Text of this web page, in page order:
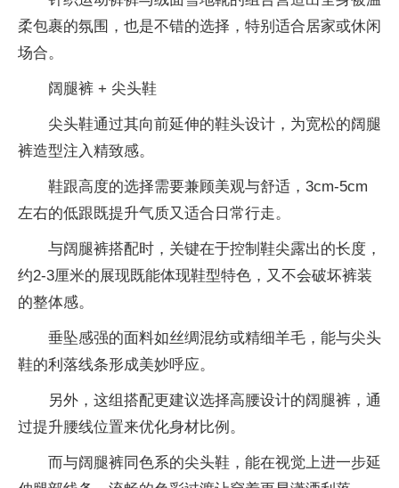
柔包裹的氛围，也是不错的选择，特别适合居家或休闲
场合。
阔腿裤 + 尖头鞋
尖头鞋通过其向前延伸的鞋头设计，为宽松的阔腿
裤造型注入精致感。
鞋跟高度的选择需要兼顾美观与舒适，3cm-5cm
左右的低跟既提升气质又适合日常行走。
与阔腿裤搭配时，关键在于控制鞋尖露出的长度，
约2-3厘米的展现既能体现鞋型特色，又不会破坏裤装
的整体感。
垂坠感强的面料如丝绸混纺或精细羊毛，能与尖头
鞋的利落线条形成美妙呼应。
另外，这组搭配更建议选择高腰设计的阔腿裤，通
过提升腰线位置来优化身材比例。
而与阔腿裤同色系的尖头鞋，能在视觉上进一步延